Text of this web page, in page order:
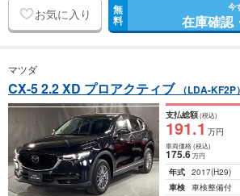
お気に入り 無
料
今
在庫確認
マツダ
CX-5 2.2 XD プロアクティブ （LDA-KF2P）
支払総額(税込)
191.1 万円
車両価格(税込)
175.6万円
年式 2017(H29)
車検 車検整備付